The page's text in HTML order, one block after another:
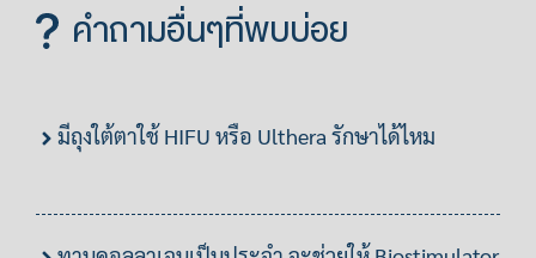
คำถามอื่นๆที่พบบ่อย
มีถุงใต้ตาใช้ HIFU หรือ Ulthera รักษาได้ไหม